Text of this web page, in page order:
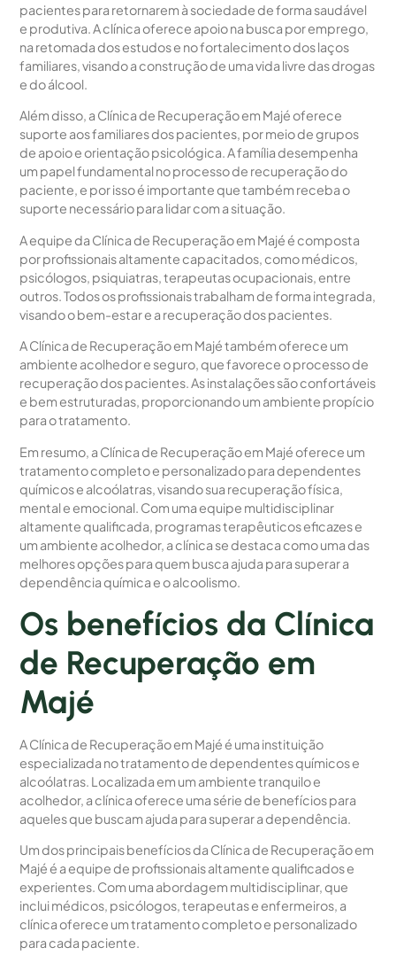
pacientes para retornarem à sociedade de forma saudável
e produtiva. A clínica oferece apoio na busca por emprego,
na retomada dos estudos e no fortalecimento dos laços
familiares, visando a construção de uma vida livre das drogas
e do álcool.
Além disso, a Clínica de Recuperação em Majé oferece
suporte aos familiares dos pacientes, por meio de grupos
de apoio e orientação psicológica. A família desempenha
um papel fundamental no processo de recuperação do
paciente, e por isso é importante que também receba o
suporte necessário para lidar com a situação.
A equipe da Clínica de Recuperação em Majé é composta
por profissionais altamente capacitados, como médicos,
psicólogos, psiquiatras, terapeutas ocupacionais, entre
outros. Todos os profissionais trabalham de forma integrada,
visando o bem-estar e a recuperação dos pacientes.
A Clínica de Recuperação em Majé também oferece um
ambiente acolhedor e seguro, que favorece o processo de
recuperação dos pacientes. As instalações são confortáveis
e bem estruturadas, proporcionando um ambiente propício
para o tratamento.
Em resumo, a Clínica de Recuperação em Majé oferece um
tratamento completo e personalizado para dependentes
químicos e alcoólatras, visando sua recuperação física,
mental e emocional. Com uma equipe multidisciplinar
altamente qualificada, programas terapêuticos eficazes e
um ambiente acolhedor, a clínica se destaca como uma das
melhores opções para quem busca ajuda para superar a
dependência química e o alcoolismo.
Os benefícios da Clínica
de Recuperação em
Majé
A Clínica de Recuperação em Majé é uma instituição
especializada no tratamento de dependentes químicos e
alcoólatras. Localizada em um ambiente tranquilo e
acolhedor, a clínica oferece uma série de benefícios para
aqueles que buscam ajuda para superar a dependência.
Um dos principais benefícios da Clínica de Recuperação em
Majé é a equipe de profissionais altamente qualificados e
experientes. Com uma abordagem multidisciplinar, que
inclui médicos, psicólogos, terapeutas e enfermeiros, a
clínica oferece um tratamento completo e personalizado
para cada paciente.